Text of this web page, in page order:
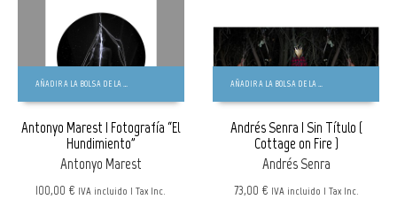
AÑADIR A LA BOLSA DE LA COMPRA
Antonyo Marest | Fotografía “El
Hundimiento”
Antonyo Marest
100,00 € IVA incluido | Tax Inc.
AÑADIR A LA BOLSA DE LA COMPRA
Andrés Senra | Sin Título (
Cottage on Fire )
Andrés Senra
73,00 € IVA incluido | Tax Inc.